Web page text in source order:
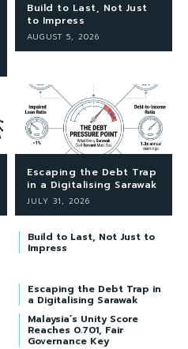
Build to Last, Not Just
to Impress
AUGUST 5, 2026
Escaping the Debt Trap
in a Digitalising Sarawak
JULY 31, 2026
Build to Last, Not Just to
Impress
Escaping the Debt Trap in
a Digitalising Sarawak
Malaysia’s Unity Score
Reaches 0.701, Fair
Governance Key